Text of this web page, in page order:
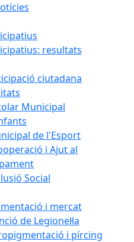
resultats
ciutadana
Municipal
de l'Esport
i Ajut al
Social
i mercat
de Legionel·la
i pírcing